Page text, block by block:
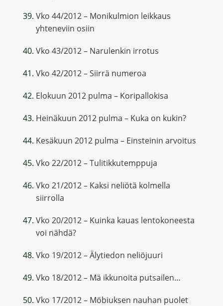
Vko 44/2012 – Monikulmion leikkaus
yhteneviin osiin
Vko 43/2012 – Narulenkin irrotus
Vko 42/2012 – Siirrä numeroa
Elokuun 2012 pulma – Koripallokisa
Heinäkuun 2012 pulma – Kuka on kukin?
Kesäkuun 2012 pulma – Einsteinin arvoitus
Vko 22/2012 – Tulitikkutemppuja
Vko 21/2012 – Kaksi neliötä kolmella
siirrolla
Vko 20/2012 – Kuinka kauas lentokoneesta
voi nähdä?
Vko 19/2012 – Älytiedon neliöjuuri
Vko 18/2012 – Mä ikkunoita putsailen…
Vko 17/2012 – Möbiuksen nauhan puolet